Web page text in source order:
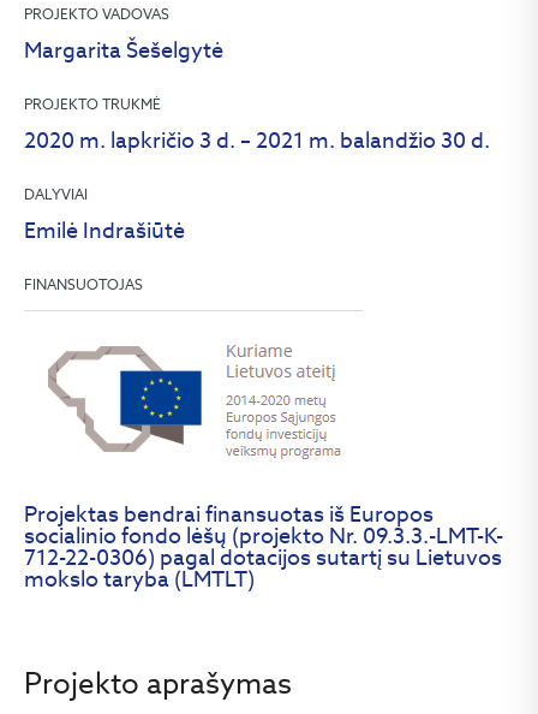
PROJEKTO VADOVAS
Margarita Šešelgytė
PROJEKTO TRUKMĖ
2020 m. lapkričio 3 d. – 2021 m. balandžio 30 d.
DALYVIAI
Emilė Indrašiūtė
FINANSUOTOJAS
Projektas bendrai finansuotas iš Europos
socialinio fondo lėšų (projekto Nr. 09.3.3.-LMT-K-
712-22-0306) pagal dotacijos sutartį su Lietuvos
mokslo taryba (LMTLT)
Projekto aprašymas